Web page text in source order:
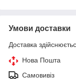
Умови доставки
Доставка
Нова Пошта
Самовивіз